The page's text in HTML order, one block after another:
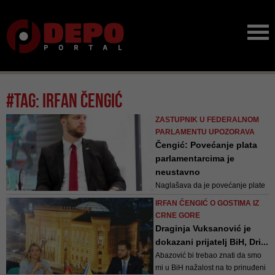
#tag: irfan čengić
ZASTUPNIK U FEDERALNOM
PARLAMENTU UPOZORAVA
Čengić: Povećanje plata
parlamentarcima je
neustavno
Naglašava da je povećanje plate
parlamentarcima u toku mandata
FBiH
IRFAN ČENGIĆ O GOSTIMA IZ
CRNE GORE
Draginja Vuksanović je
dokazani prijatelj BiH, Dri...
Abazović bi trebao znati da smo
mi u BiH nažalost na to prinuđeni